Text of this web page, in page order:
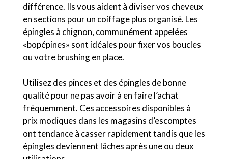
différence. Ils vous aident à diviser vos cheveux
en sections pour un coiffage plus organisé. Les
épingles à chignon, communément appelées
«bopépines» sont idéales pour fixer vos boucles
ou votre brushing en place.
Utilisez des pinces et des épingles de bonne
qualité pour ne pas avoir à en faire l’achat
fréquemment. Ces accessoires disponibles à
prix modiques dans les magasins d’escomptes
ont tendance à casser rapidement tandis que les
épingles deviennent lâches après une ou deux